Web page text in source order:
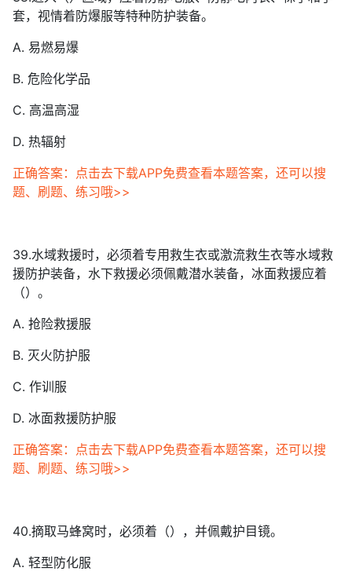
套，视情着防爆服等特种防护装备。
A. 易燃易爆
B. 危险化学品
C. 高温高湿
D. 热辐射
正确答案：点击去下载APP免费查看本题答案，还可以搜
题、刷题、练习哦>>
39.水域救援时，必须着专用救生衣或激流救生衣等水域救
援防护装备，水下救援必须佩戴潜水装备，冰面救援应着
（）。
A. 抢险救援服
B. 灭火防护服
C. 作训服
D. 冰面救援防护服
正确答案：点击去下载APP免费查看本题答案，还可以搜
题、刷题、练习哦>>
40.摘取马蜂窝时，必须着（），并佩戴护目镜。
A. 轻型防化服